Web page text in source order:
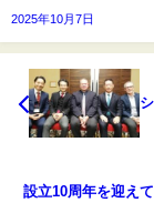
2025年10月7日
設立10周年を迎え